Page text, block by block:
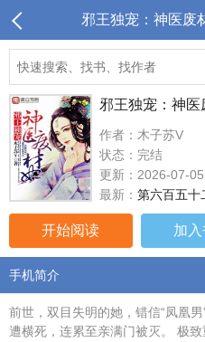
邪王独宠：神医废
邪王独宠：神医
作者：木子苏V
状态：完结
更新：2026-07-
最新： 第六百五十
开始阅读 加
手机简介
前世，双目失明的她，错信“凤凰
遭横死，连累至亲满门被灭。 极